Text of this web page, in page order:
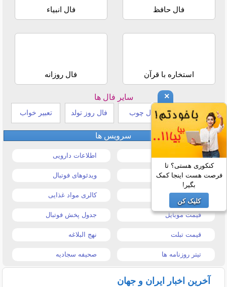
فال حافظ فال انبیاء
استخاره با قرآن فال روزانه
سایر فال ها
طالع بینی هندی فال چوب فال روز تولد تعبیر خواب
سرویس ها
اطلاعات دارویی
قیمت طلا و سکه ویدئوهای فوتبال
قیمت دلار کالری مواد غذایی
قیمت موبایل جدول پخش فوتبال
قیمت تبلت نهج البلاغه
تیتر روزنامه ها صحیفه سجادیه
آخرین اخبار ایران و جهان
×
کنکوری هستی؟ تا
فرصت هست اینجا کمک
بگیر!
کلیک کن